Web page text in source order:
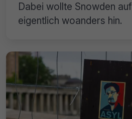
Dabei wollte Snowden
eigentlich woanders hin.